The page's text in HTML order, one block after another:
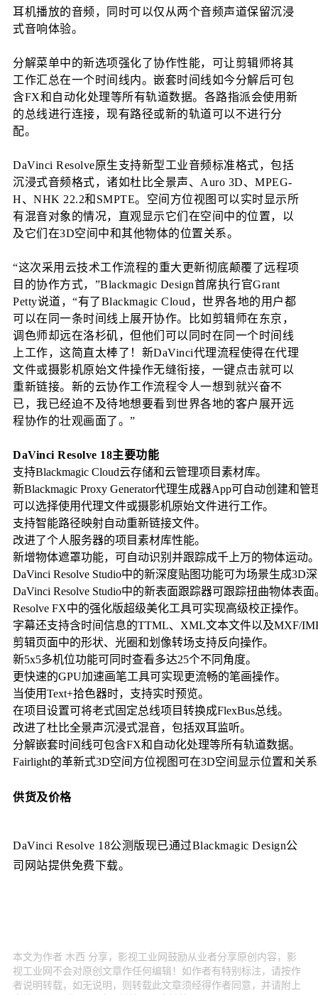
耳机播放的音频，同时可以仅从两个音频声道保留沉浸
式音响体验。
分解菜单中的新选项强化了协作性能，可让剪辑师将其
工作汇总在一个时间线内。嵌套时间线如今分解后可包
含FX和自动化处理等所有轨道数据。各路指派会使用新
的总线进行连接，现有路径或新的轨道可以不进行分
配。
DaVinci Resolve原生支持新型工业音频标准格式，包括
沉浸式音频格式，诸如杜比全景声、Auro 3D、MPEG-
H、NHK 22.2和SMPTE。空间方位视图可以实时显示所
有混音对象的情况，直观显示它们在空间中的位置，以
及它们在3D空间中和其他物体的位置关系。
“这次采用云技术工作流程的重大更新彻底颠覆了远程项
目的协作方式，”Blackmagic Design首席执行官Grant
Petty说道，“有了Blackmagic Cloud，世界各地的用户都
可以在同一条时间线上展开协作。比如剪辑师在东京，
调色师却远在洛杉矶，但他们可以同时在同一个时间线
上工作，这简直太棒了！新DaVinci代理流程使得在代理
文件或摄影机原始文件操作无缝衔接，一键点击就可以
重新链接。新的云协作工作流程令人一想到就兴奋不
已，我已经迫不及待地想要看到世界各地的客户展开远
程协作的壮观画面了。”
DaVinci Resolve 18主要功能
支持Blackmagic Cloud云存储和云管理项目素材库。
新Blackmagic Proxy Generator代理生成器App可自动创建和管
可以选择使用代理文件或摄影机原始文件进行工作。
支持智能路径映射自动重新链接文件。
改进了个人服务器的项目素材库性能。
新增物体遮罩功能，可自动识别并跟踪成千上万的物体运动
DaVinci Resolve Studio中的新深度贴图功能可为场景生成3D
DaVinci Resolve Studio中的新表面跟踪器可跟踪扭曲物体表面
Resolve FX中的强化版超级美化工具可实现高级校正操作。
字幕还支持含时间信息的TTML、XML文本文件以及MXF/
剪辑页面中的形状、光圈和划像转场支持反向操作。
新5x5多机位功能可同时查看多达25个不同角度。
更快速的GPU加速画笔工具可实现更流畅的笔画操作。
当使用Text+拾色器时，支持实时预览。
在项目设置可将老式固定总线项目转换成FlexBus总线。
改进了杜比全景声沉浸式混音，包括双耳监听。
分解嵌套时间线可包含FX和自动化处理等所有轨道数据。
Fairlight的革新式3D空间方位视图可在3D空间显示位置和关
供货及价格
DaVinci Resolve 18公测版现已通过Blackmagic Design公
司网站提供免费下载。
本文为作者 木西 分享，影视工业网鼓励从业者分享原创内容，影
视工业网不会对原创文章作任何编辑！如作者有特别标注，请按作
者说明转载，如无说明，则转载此文章须经得作者同意，并请附上